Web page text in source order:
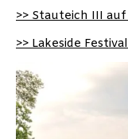
>> Stauteich III auf
>> Lakeside